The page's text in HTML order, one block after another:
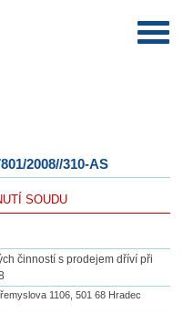
2008//310-AS
SOUDU
činností s prodejem dříví při
1106, 501 68 Hradec